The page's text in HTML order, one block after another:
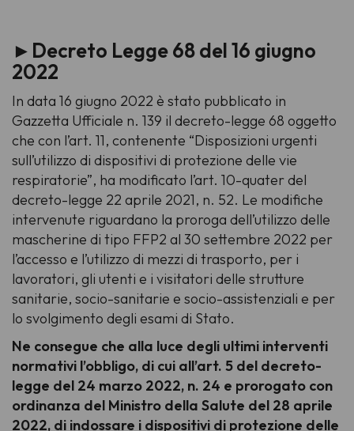
► Decreto Legge 68 del 16 giugno
2022
In data 16 giugno 2022 è stato pubblicato in
Gazzetta Ufficiale n. 139 il decreto-legge 68 oggetto
che con l’art. 11, contenente “Disposizioni urgenti
sull’utilizzo di dispositivi di protezione delle vie
respiratorie”, ha modificato l’art. 10-quater del
decreto-legge 22 aprile 2021, n. 52. Le modifiche
intervenute riguardano la proroga dell’utilizzo delle
mascherine di tipo FFP2 al 30 settembre 2022 per
l’accesso e l’utilizzo di mezzi di trasporto, per i
lavoratori, gli utenti e i visitatori delle strutture
sanitarie, socio-sanitarie e socio-assistenziali e per
lo svolgimento degli esami di Stato.
Ne consegue che alla luce degli ultimi interventi
normativi l’obbligo, di cui all’art. 5 del decreto-
legge del 24 marzo 2022, n. 24 e prorogato con
ordinanza del Ministro della Salute del 28 aprile
2022, di indossare i dispositivi di protezione delle